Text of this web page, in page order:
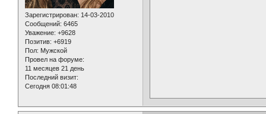
Зарегистрирован: 14-03-2010
Сообщений: 6465
Уважение: +9628
Позитив: +6919
Пол: Мужской
Провел на форуме:
11 месяцев 21 день
Последний визит:
Сегодня 08:01:48